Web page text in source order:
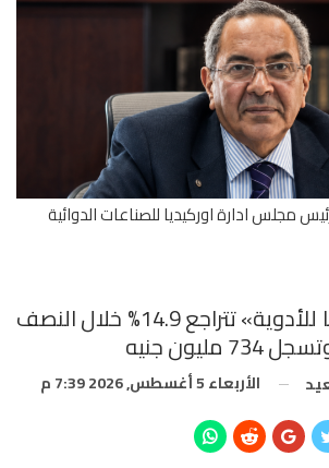
مجلس ادارة اوركيديا للصناعات الدوائية
مبيعات «أوركيديا للأدوية» تتراجع 14.9% خلال النصف
الأربعاء 5 أغسطس, 2026 7:39 م